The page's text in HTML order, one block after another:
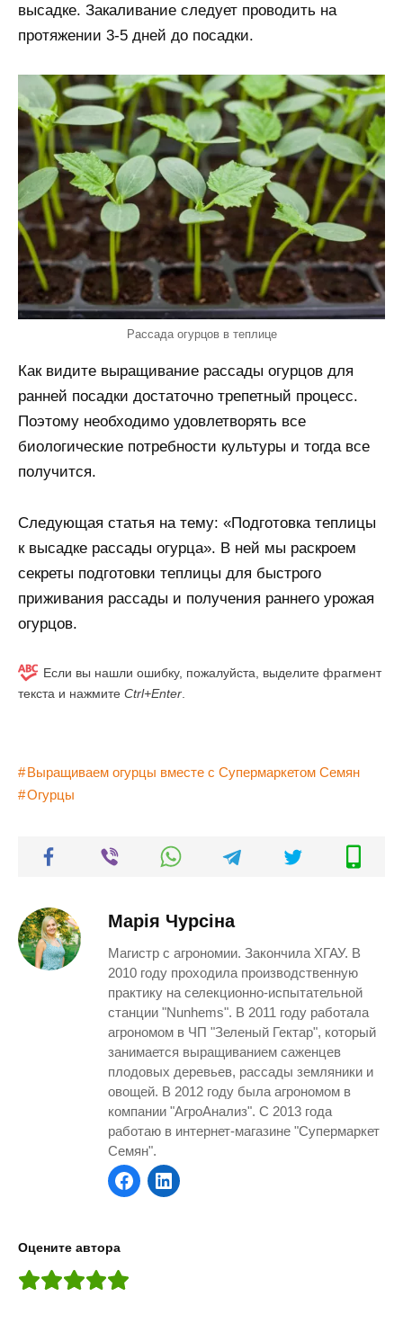
высадке. Закаливание следует проводить на
протяжении 3-5 дней до посадки.
Рассада огурцов в теплице
Как видите выращивание рассады огурцов для
ранней посадки достаточно трепетный процесс.
Поэтому необходимо удовлетворять все
биологические потребности культуры и тогда все
получится.
Следующая статья на тему: «Подготовка теплицы
к высадке рассады огурца». В ней мы раскроем
секреты подготовки теплицы для быстрого
приживания рассады и получения раннего урожая
огурцов.
Если вы нашли ошибку, пожалуйста, выделите фрагмент
текста и нажмите Ctrl+Enter
Выращиваем огурцы вместе с Супермаркетом Семян
Огурцы
Марія Чурсіна
Магистр с агрономии. Закончила ХГАУ. В
2010 году проходила производственную
практику на селекционно-испытательной
станции "Nunhems". В 2011 году работала
агрономом в ЧП "Зеленый Гектар", который
занимается выращиванием саженцев
плодовых деревьев, рассады земляники и
овощей. В 2012 году была агрономом в
компании "АгроАнализ". С 2013 года
работаю в интернет-магазине "Супермаркет
Семян".
Оцените автора